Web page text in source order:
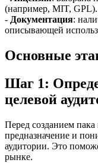
(например, MIT, GPL).
- Документация:
описывающей
Основные
Шаг 1:
целевой
Перед созданием пака
предназначение и
аудитории. Это
рынке.